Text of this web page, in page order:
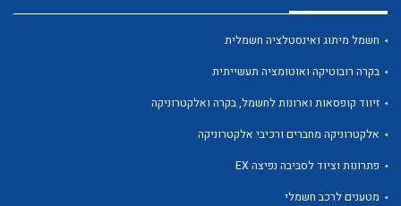
חשמל מיתוג ואינסטלציה חשמלית
בקרה רובוטיקה ואוטומציה תעשייתית
זיווד קופסאות וארונות לחשמל, בקרה ואלקטרוניקה
אלקטרוניקה מחברים ורכיבי אלקטרוניקה
פתרונות וציוד לסביבה נפיצה EX
מטענים לרכב חשמלי